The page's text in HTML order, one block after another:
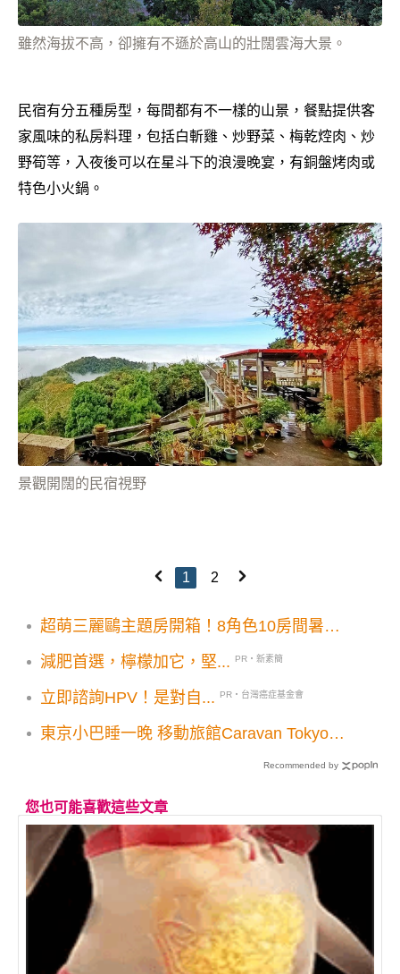
雖然海拔不高，卻擁有不遜於高山的壯闊雲海大景。
民宿有分五種房型，每間都有不一樣的山景，餐點提供客
家風味的私房料理，包括白斬雞、炒野菜、梅乾焢肉、炒
野筍等，入夜後可以在星斗下的浪漫晚宴，有銅盤烤肉或
特色小火鍋。
景觀開闊的民宿視野
1 2
超萌三麗鷗主題房開箱！8角色10房間暑假
減肥首選，檸檬加它，堅...
PR・新素簡
立即諮詢HPV！是對自... PR・台灣癌症基金會
東京小巴睡一晚 移動旅館Caravan Tokyo吸
Recommended by
您也可能喜歡這些文章